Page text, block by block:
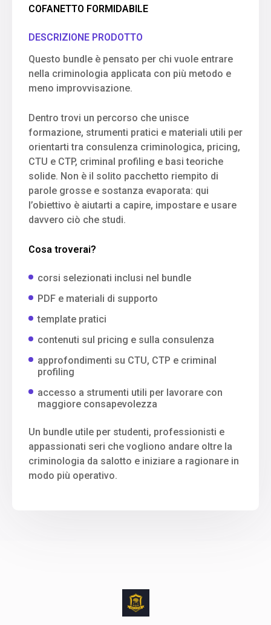
COFANETTO FORMIDABILE
DESCRIZIONE PRODOTTO
Questo bundle è pensato per chi vuole entrare
nella criminologia applicata con più metodo e
meno improvvisazione.
Dentro trovi un percorso che unisce
formazione, strumenti pratici e materiali utili per
orientarti tra consulenza criminologica, pricing,
CTU e CTP, criminal profiling e basi teoriche
solide. Non è il solito pacchetto riempito di
parole grosse e sostanza evaporata: qui
l’obiettivo è aiutarti a capire, impostare e usare
davvero ciò che studi.
Cosa troverai?
corsi selezionati inclusi nel bundle
PDF e materiali di supporto
template pratici
contenuti sul pricing e sulla consulenza
approfondimenti su CTU, CTP e criminal
profiling
accesso a strumenti utili per lavorare con
maggiore consapevolezza
Un bundle utile per studenti, professionisti e
appassionati seri che vogliono andare oltre la
criminologia da salotto e iniziare a ragionare in
modo più operativo.